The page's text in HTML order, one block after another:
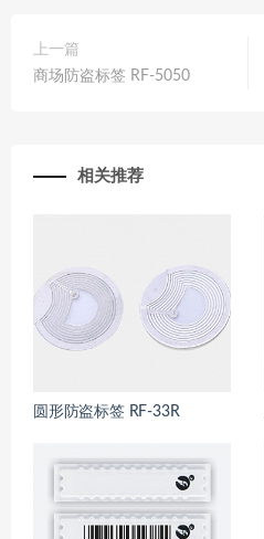
上一篇
商场防盗标签 RF-5050
相关推荐
圆形防盗标签 RF-33R